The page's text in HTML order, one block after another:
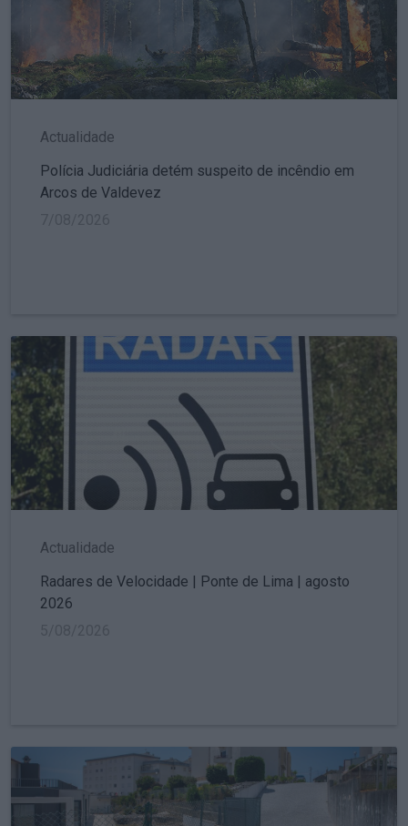
Actualidade
Polícia Judiciária detém suspeito de incêndio em
Arcos de Valdevez
Actualidade
Radares de Velocidade | Ponte de Lima | agosto
2026